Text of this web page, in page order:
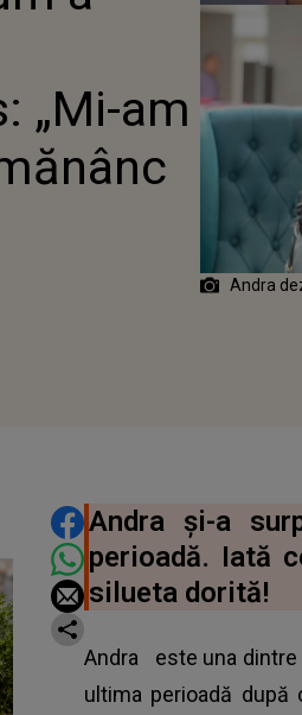
NU MAI MĂNÂNC
„Mi-am
Andra
DISTRIBUIE
Andra și-a
perioadă. Iată
silueta dorită!
Andra
este una
ultima perioadă